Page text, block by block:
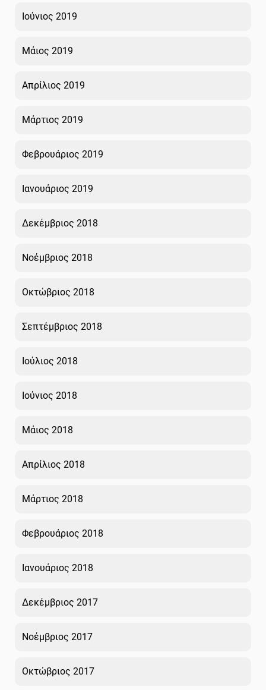
Ιούνιος 2019
Μάιος 2019
Απρίλιος 2019
Μάρτιος 2019
Φεβρουάριος 2019
Ιανουάριος 2019
Δεκέμβριος 2018
Νοέμβριος 2018
Οκτώβριος 2018
Σεπτέμβριος 2018
Ιούλιος 2018
Ιούνιος 2018
Μάιος 2018
Απρίλιος 2018
Μάρτιος 2018
Φεβρουάριος 2018
Ιανουάριος 2018
Δεκέμβριος 2017
Νοέμβριος 2017
Οκτώβριος 2017